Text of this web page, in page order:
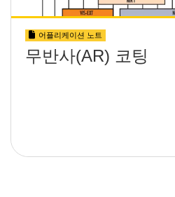
어플리케이션 노트
무반사(AR) 코팅